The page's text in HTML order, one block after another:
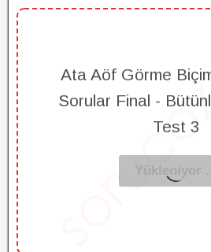
Ata Aöf Görme
Sorular Final -
Test 3